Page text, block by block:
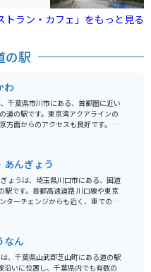
ベント
見があ
トラン・カフェ」をもっと見る
の駅
わ
千葉県市川市にある、首都圏に近い
道の駅です。東京湾アクアラインの
面からのアクセスも良好です。 地
購入できる直売所は、道の駅 いちか
では、地元産
使った料理を楽しむことができま
きる展望デッキも併設されており、
訪れる場合、道の
々とした駐車場が完備されているの
自然豊かな観光スポットも点在して
ばせば、東京ディズニーリゾートに
。
あんぎょう
ょうは、埼玉県川口市にある、国道
駅です。首都高速道路 川口線や東京
ターチェンジからも近く、車でのア
り、お土産に最適です。 また、
の食材を使用した料理を楽しむこと
めは、新鮮な野菜をたっぷり使った
なん
、千葉県山武郡芝山町にある道の駅
沿いに位置し、千葉県内でも有数の